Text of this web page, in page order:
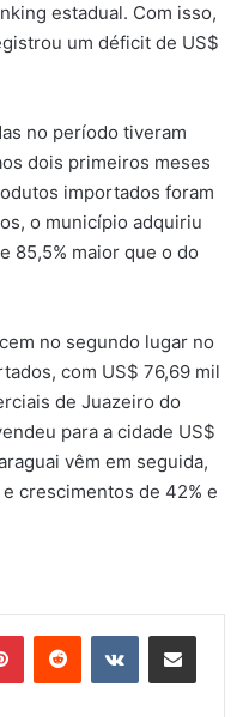
estadual. Com isso,
um déficit de US$
no período tiveram
dois primeiros meses
importados foram
o município adquiriu
85,5% maior que o do
no segundo lugar no
com US$ 76,69 mil
de Juazeiro do
para a cidade US$
vêm em seguida,
crescimentos de 42% e
PinterestReddit VK Compartilhar via e-mail